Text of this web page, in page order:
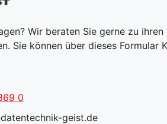
Wir beraten Sie gerne zu
Sie können über dieses Formular
0
geist.de